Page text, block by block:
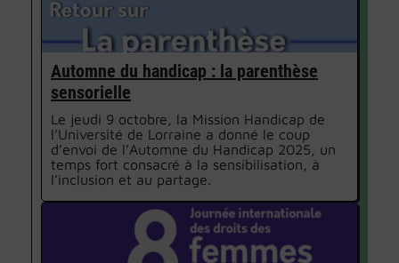
Automne du handicap : la parenthèse
sensorielle
Le jeudi 9 octobre, la Mission Handicap de
l’Université de Lorraine a donné le coup
d’envoi de l’Automne du Handicap 2025, un
temps fort consacré à la sensibilisation, à
l’inclusion et au partage.